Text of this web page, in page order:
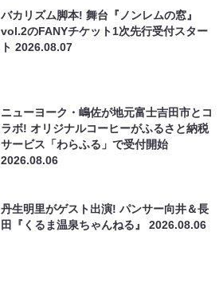
バカリズム脚本! 舞台『ノンレムの窓』
vol.2のFANYチケット1次先行受付スター
ト2026.08.07
ニューヨーク・嶋佐が地元富士吉田市とコ
ラボ! オリジナルコーヒーがふるさと納税
サービス「わらふる」で受付開始
2026.08.06
丹生明里がゲスト出演! パンサー向井＆長
田『くるま温泉ちゃんねる』2026.08.06